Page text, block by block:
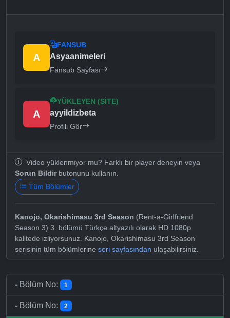
A
FANSUB
Asyaanimeleri
Fansub Sayfası
A
YÜKLEYEN (SITE)
ayyildizbeta
Profili Gör
Video yüklenmiyor mu? Farklı bir player deneyin veya
Sorun Bildirbutonunu kullanın.
Tüm Bölümler
Kanojo, Okarishimasu 3rd Season (Rent-a-Girlfriend
Season 3) 3. bölümü Türkçe altyazılı olarak HD 1080p
kalitede izliyorsunuz. Kanojo, Okarishimasu 3rd Season
serisinin tüm bölümlerine seri sayfasından ulaşabilirsiniz.
- Bölüm No: 1
- Bölüm No: 2